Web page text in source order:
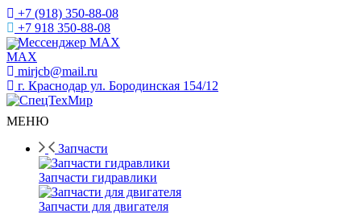
+7 (918) 350-88-08
+7 918 350-88-08
Мессенджер MAX
mirjcb@mail.ru
г. Краснодар ул. Бородинская 154/12
МЕНЮ
Запчасти
Запчасти гидравлики
Запчасти для двигателя